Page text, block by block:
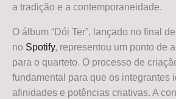
a tradição e a contemporaneidade.
O álbum “Dói Ter”, lançado no final
no Spotify, representou um ponto de
para o quarteto. O processo de
fundamental para que os integrantes
afinidades e potências criativas. A